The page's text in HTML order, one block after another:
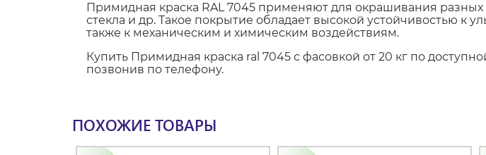
Примидная краска RAL 7045 применяют для окрашивания
стекла и др. Такое покрытие обладает высокой устойчивостью к
также к механическим и химическим воздействиям.
Купить Примидная краска ral 7045 с фасовкой от 20 кг по
позвонив по телефону.
ПОХОЖИЕ ТОВАРЫ